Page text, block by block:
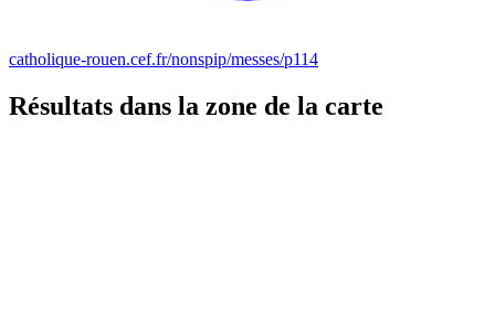
catholique-rouen.cef.fr/nonspip/messes/p114
Résultats dans la zone de la carte